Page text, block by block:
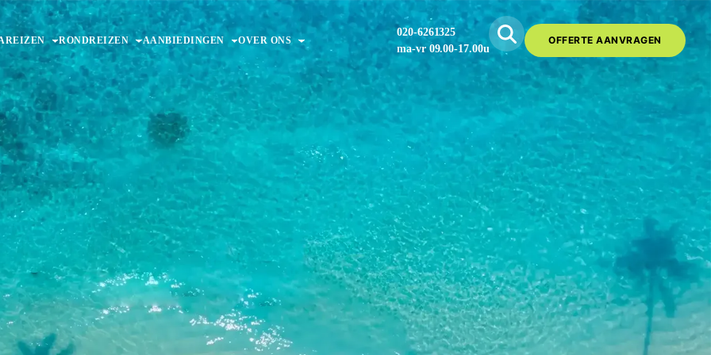
RONDREIZEN AANBIEDINGEN OVER ONS
020-6261325
ma-vr 09.00-17.00u
OFFERTE AANVRAGEN